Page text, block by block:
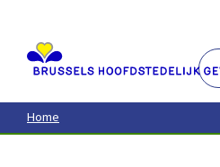
contenu
principal
Home